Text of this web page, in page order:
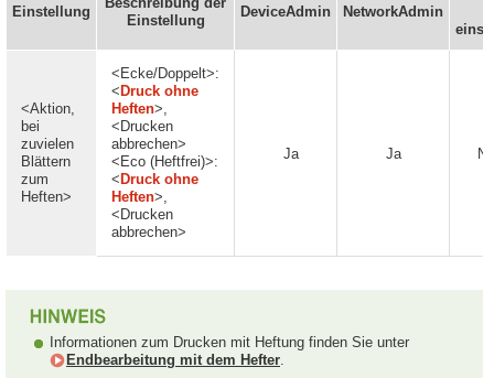
Einstellung
Einstellung
DeviceAdmin NetworkAdmin
<Aktion,
bei
zuvielen
Blättern
zum
Heften>
<Ecke/Doppelt>:
< Druck ohne
Heften>,
<Drucken
abbrechen>
<Eco (Heftfrei)>:
< Druck ohne
Heften>,
<Drucken
abbrechen>
Ja Ja
Informationen zum Drucken mit Heftung finden Sie unter
Endbearbeitung mit dem Hefter.